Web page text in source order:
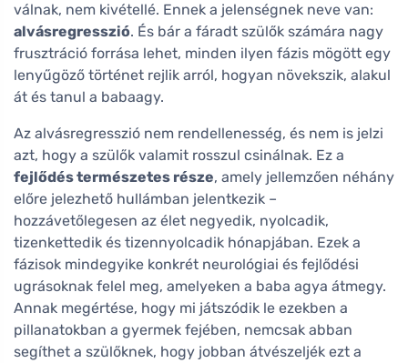
válnak, nem kivétellé. Ennek a jelenségnek neve van:
alvásregresszió. És bár a fáradt szülők számára nagy
frusztráció forrása lehet, minden ilyen fázis mögött egy
lenyűgöző történet rejlik arról, hogyan növekszik, alakul
át és tanul a babaagy.
Az alvásregresszió nem rendellenesség, és nem is jelzi
azt, hogy a szülők valamit rosszul csinálnak. Ez a
fejlődés természetes része, amely jellemzően néhány
előre jelezhető hullámban jelentkezik –
hozzávetőlegesen az élet negyedik, nyolcadik,
tizenkettedik és tizennyolcadik hónapjában. Ezek a
fázisok mindegyike konkrét neurológiai és fejlődési
ugrásoknak felel meg, amelyeken a baba agya átmegy.
Annak megértése, hogy mi játszódik le ezekben a
pillanatokban a gyermek fejében, nemcsak abban
segíthet a szülőknek, hogy jobban átvészeljék ezt a